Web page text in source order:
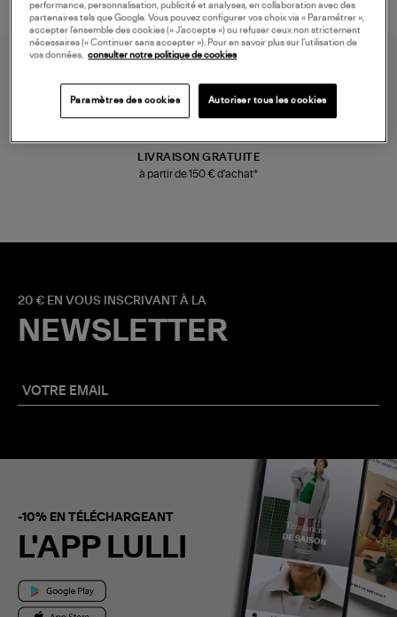
LIVRAISON GRATUITE
à partir de 150 € d'achat*
20 € EN VOUS INSCRIVANT À LA
NEWSLETTER
-10% EN TÉLÉCHARGEANT
L'APP LULLI
performance, personnalisation, publicité et analyses, en collaboration avec des
partenaires tels que Google. Vous pouvez configurer vos choix via « Paramétrer »,
accepter l’ensemble des cookies (« J’accepte ») ou refuser ceux non strictement
nécessaires (« Continuer sans accepter »). Pour en savoir plus sur l’utilisation de
vos données, consulter notre politique de cookies
Paramètres des cookies Autoriser tous les cookies